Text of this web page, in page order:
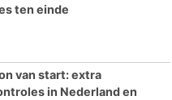
ten einde
van start: extra
in Nederland en